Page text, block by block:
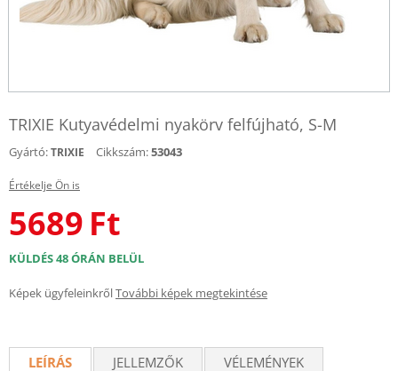
TRIXIE Kutyavédelmi nyakörv felfújható, S-M
Gyártó:TRIXIE Cikkszám:53043
Értékelje Ön is
5689 Ft
KÜLDÉS 48 ÓRÁN BELÜL
Képek ügyfeleinkrőlTovábbi képek megtekintése
LEÍRÁS JELLEMZŐK
VÉLEMÉNYEK